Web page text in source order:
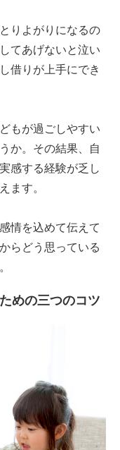
りよがりになるの
てあげないと泣い
借りが上手にでき
もが過ごしやすい
か。その結果、自
感する経験が乏し
ます。
情を込めて伝えて
らどう思っている
めの三つのコツ